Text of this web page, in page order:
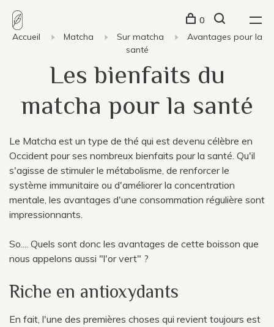
0
Accueil
Matcha Sur matcha
Avantages pour la
santé
Les bienfaits du
matcha pour la santé
Le Matcha est un type de thé qui est devenu célèbre en
Occident pour ses nombreux bienfaits pour la santé. Qu'il
s'agisse de stimuler le métabolisme, de renforcer le
système immunitaire ou d'améliorer la concentration
mentale, les avantages d'une consommation régulière sont
impressionnants.
So.... Quels sont donc les avantages de cette boisson que
nous appelons aussi "l'or vert" ?
Riche en antioxydants
En fait, l'une des premières choses qui revient toujours est